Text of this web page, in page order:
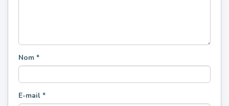
Nom *
E-mail *